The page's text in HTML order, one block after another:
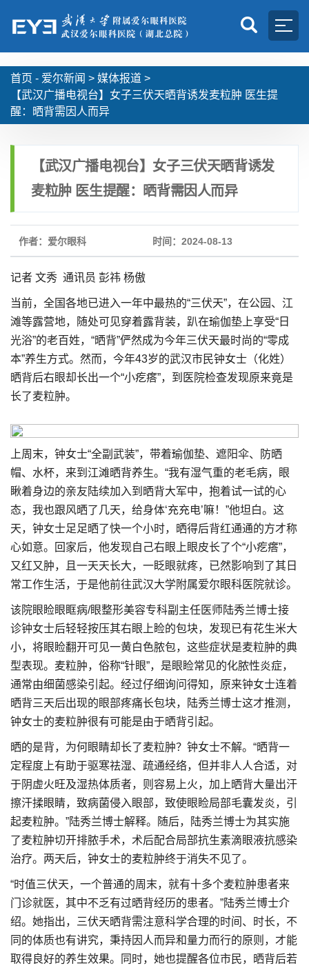
首页 - 爱尔新闻 > 媒体报道 >
【武汉广播电视台】女子三伏天晒背诱发麦粒肿 医生提
醒：晒背需因人而异
【武汉广播电视台】女子三伏天晒背诱发
麦粒肿 医生提醒：晒背需因人而异
作者：爱尔眼科 时间：2024-08-13
记者 文秀 通讯员 彭祎 杨傲
当前，全国各地已进入一年中最热的“三伏天”，在公园、江
滩等露营地，随处可见穿着露背装，趴在瑜伽垫上享受“日
光浴”的老百姓，“晒背”俨然成为今年三伏天最时尚的“零成
本”养生方式。然而，今年43岁的武汉市民钟女士（化姓）
晒背后右眼却长出一个“小疙瘩”，到医院检查发现原来竟是
长了麦粒肿。
上周末，钟女士“全副武装”，带着瑜伽垫、遮阳伞、防晒
帽、水杯，来到江滩晒背养生。“我有湿气重的老毛病，眼
瞅着身边的亲友陆续加入到晒背大军中，抱着试一试的心
态，我也跟风晒了几天，给身体‘充充电’嘛！”他坦白。这
天，钟女士足足晒了快一个小时，晒得后背红通通的方才称
心如意。回家后，他发现自己右眼上眼皮长了个“小疙瘩”，
又红又肿，且一天天长大，一眨眼就疼，已然影响到了其日
常工作生活，于是他前往武汉大学附属爱尔眼科医院就诊。
该院眼睑眼眶病/眼整形美容专科副主任医师陆秀兰博士接
诊钟女士后轻轻按压其右眼上睑的包块，发现已有花生米大
小，将眼睑翻开可见一黄白色脓包，这些症状是麦粒肿的典
型表现。麦粒肿，俗称“针眼”，是眼睑常见的化脓性炎症，
通常由细菌感染引起。经过仔细询问得知，原来钟女士连着
晒背三天后出现的眼部疼痛长包块，陆秀兰博士这才推测，
钟女士的麦粒肿很有可能是由于晒背引起。
晒的是背，为何眼睛却长了麦粒肿？钟女士不解。“晒背一
定程度上有助于驱寒祛湿、疏通经络，但并非人人合适，对
于阴虚火旺及湿热体质者，则容易上火，加上晒背大量出汗
擦汗揉眼睛，致病菌侵入眼部，致使眼睑局部毛囊发炎，引
起麦粒肿。”陆秀兰博士解释。随后，陆秀兰博士为其实施
了麦粒肿切开排脓手术，术后配合局部抗生素滴眼液抗感染
治疗。两天后，钟女士的麦粒肿终于消失不见了。
“时值三伏天，一个普通的周末，就有十多个麦粒肿患者来
门诊就医，其中不乏有过晒背经历的患者。”陆秀兰博士介
绍。她指出，三伏天晒背需注意科学合理的时间、时长，不
同的体质也有讲究，秉持因人而异和量力而行的原则，才能
取得良好的养生效果。同时，她也提醒各位市民，晒背后若